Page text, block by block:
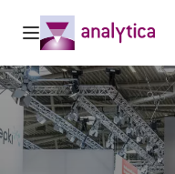
Navigation öffnen